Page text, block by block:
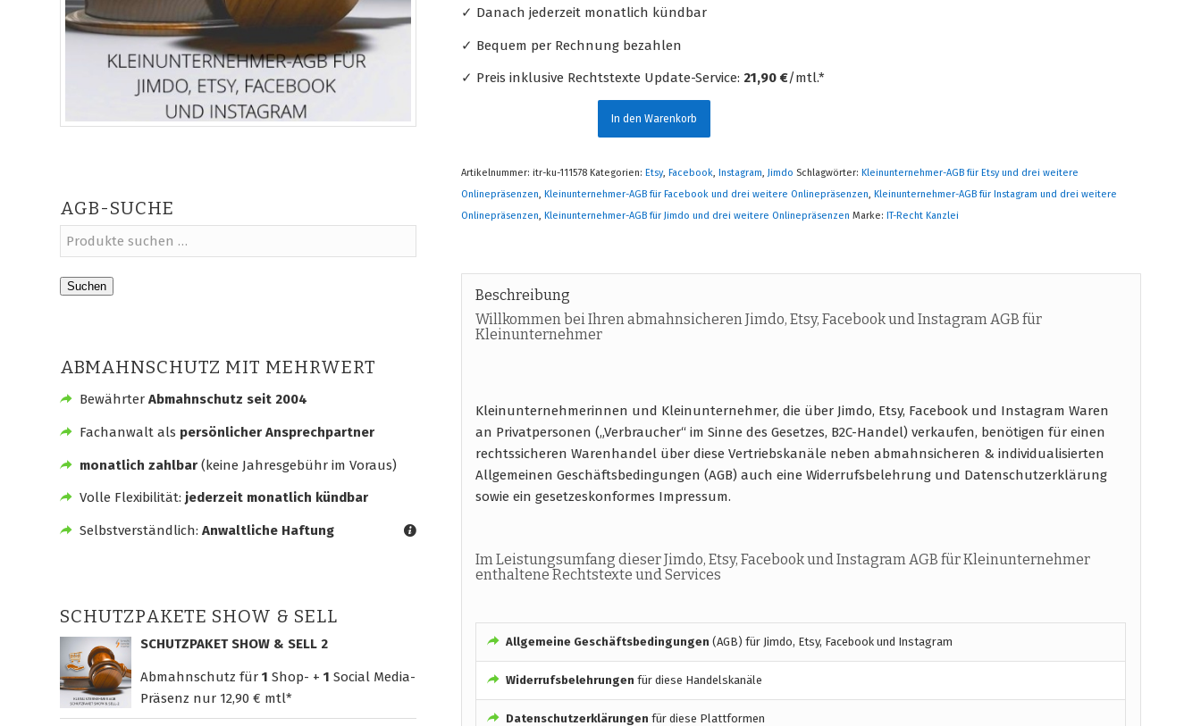
AGB-SUCHE
Suchen
ABMAHNSCHUTZ MIT MEHRWERT
BewährterAbmahnschutz seit 2004
Fachanwalt als persönlicher Ansprechpartner
monatlich zahlbar(keine Jahresgebühr im Voraus)
Volle Flexibilität: jederzeit monatlich kündbar
Selbstverständlich: Anwaltliche Haftung
SCHUTZPAKETE SHOW & SELL
SCHUTZPAKET SHOW & SELL 2
Abmahnschutz für 1 Shop- + 1 Social Media-
Präsenz nur 12,90 € mtl*
✓ Danach jederzeit monatlich kündbar
✓ Bequem per Rechnung bezahlen
✓ Preis inklusive Rechtstexte Update-Service: 21,90 €/mtl.*
In den Warenkorb
Artikelnummer:itr-ku-111578 Kategorien:Etsy,Facebook,Instagram,Jimdo Schlagwörter:Kleinunternehmer-AGB für Etsy und drei weitere
Onlinepräsenzen,Kleinunternehmer-AGB für Facebook und drei weitere Onlinepräsenzen,Kleinunternehmer-AGB für Instagram und drei weitere
Onlinepräsenzen,Kleinunternehmer-AGB für Jimdo und drei weitere Onlinepräsenzen Marke:IT-Recht Kanzlei
Beschreibung
Willkommen bei Ihren abmahnsicheren Jimdo, Etsy, Facebook und Instagram AGB für
Kleinunternehmer
Kleinunternehmerinnen und Kleinunternehmer, die über Jimdo, Etsy, Facebook und Instagram Waren
an Privatpersonen („Verbraucher“ im Sinne des Gesetzes, B2C-Handel) verkaufen, benötigen für einen
rechtssicheren Warenhandel über diese Vertriebskanäle neben abmahnsicheren & individualisierten
Allgemeinen Geschäftsbedingungen (AGB) auch eine Widerrufsbelehrung und Datenschutzerklärung
sowie ein gesetzeskonformes Impressum.
Im Leistungsumfang dieser Jimdo, Etsy, Facebook und Instagram AGB für Kleinunternehmer
enthaltene Rechtstexte und Services
Allgemeine Geschäftsbedingungen (AGB) für Jimdo, Etsy, Facebook und Instagram
Widerrufsbelehrungen für diese Handelskanäle
Datenschutzerklärungen für diese Plattformen